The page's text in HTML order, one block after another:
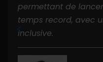
permettant de
temps record, avec
inclusive.